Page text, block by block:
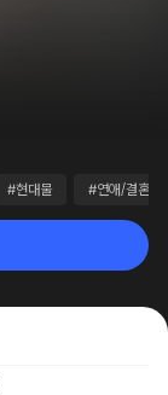
#현대물 #연애/결혼